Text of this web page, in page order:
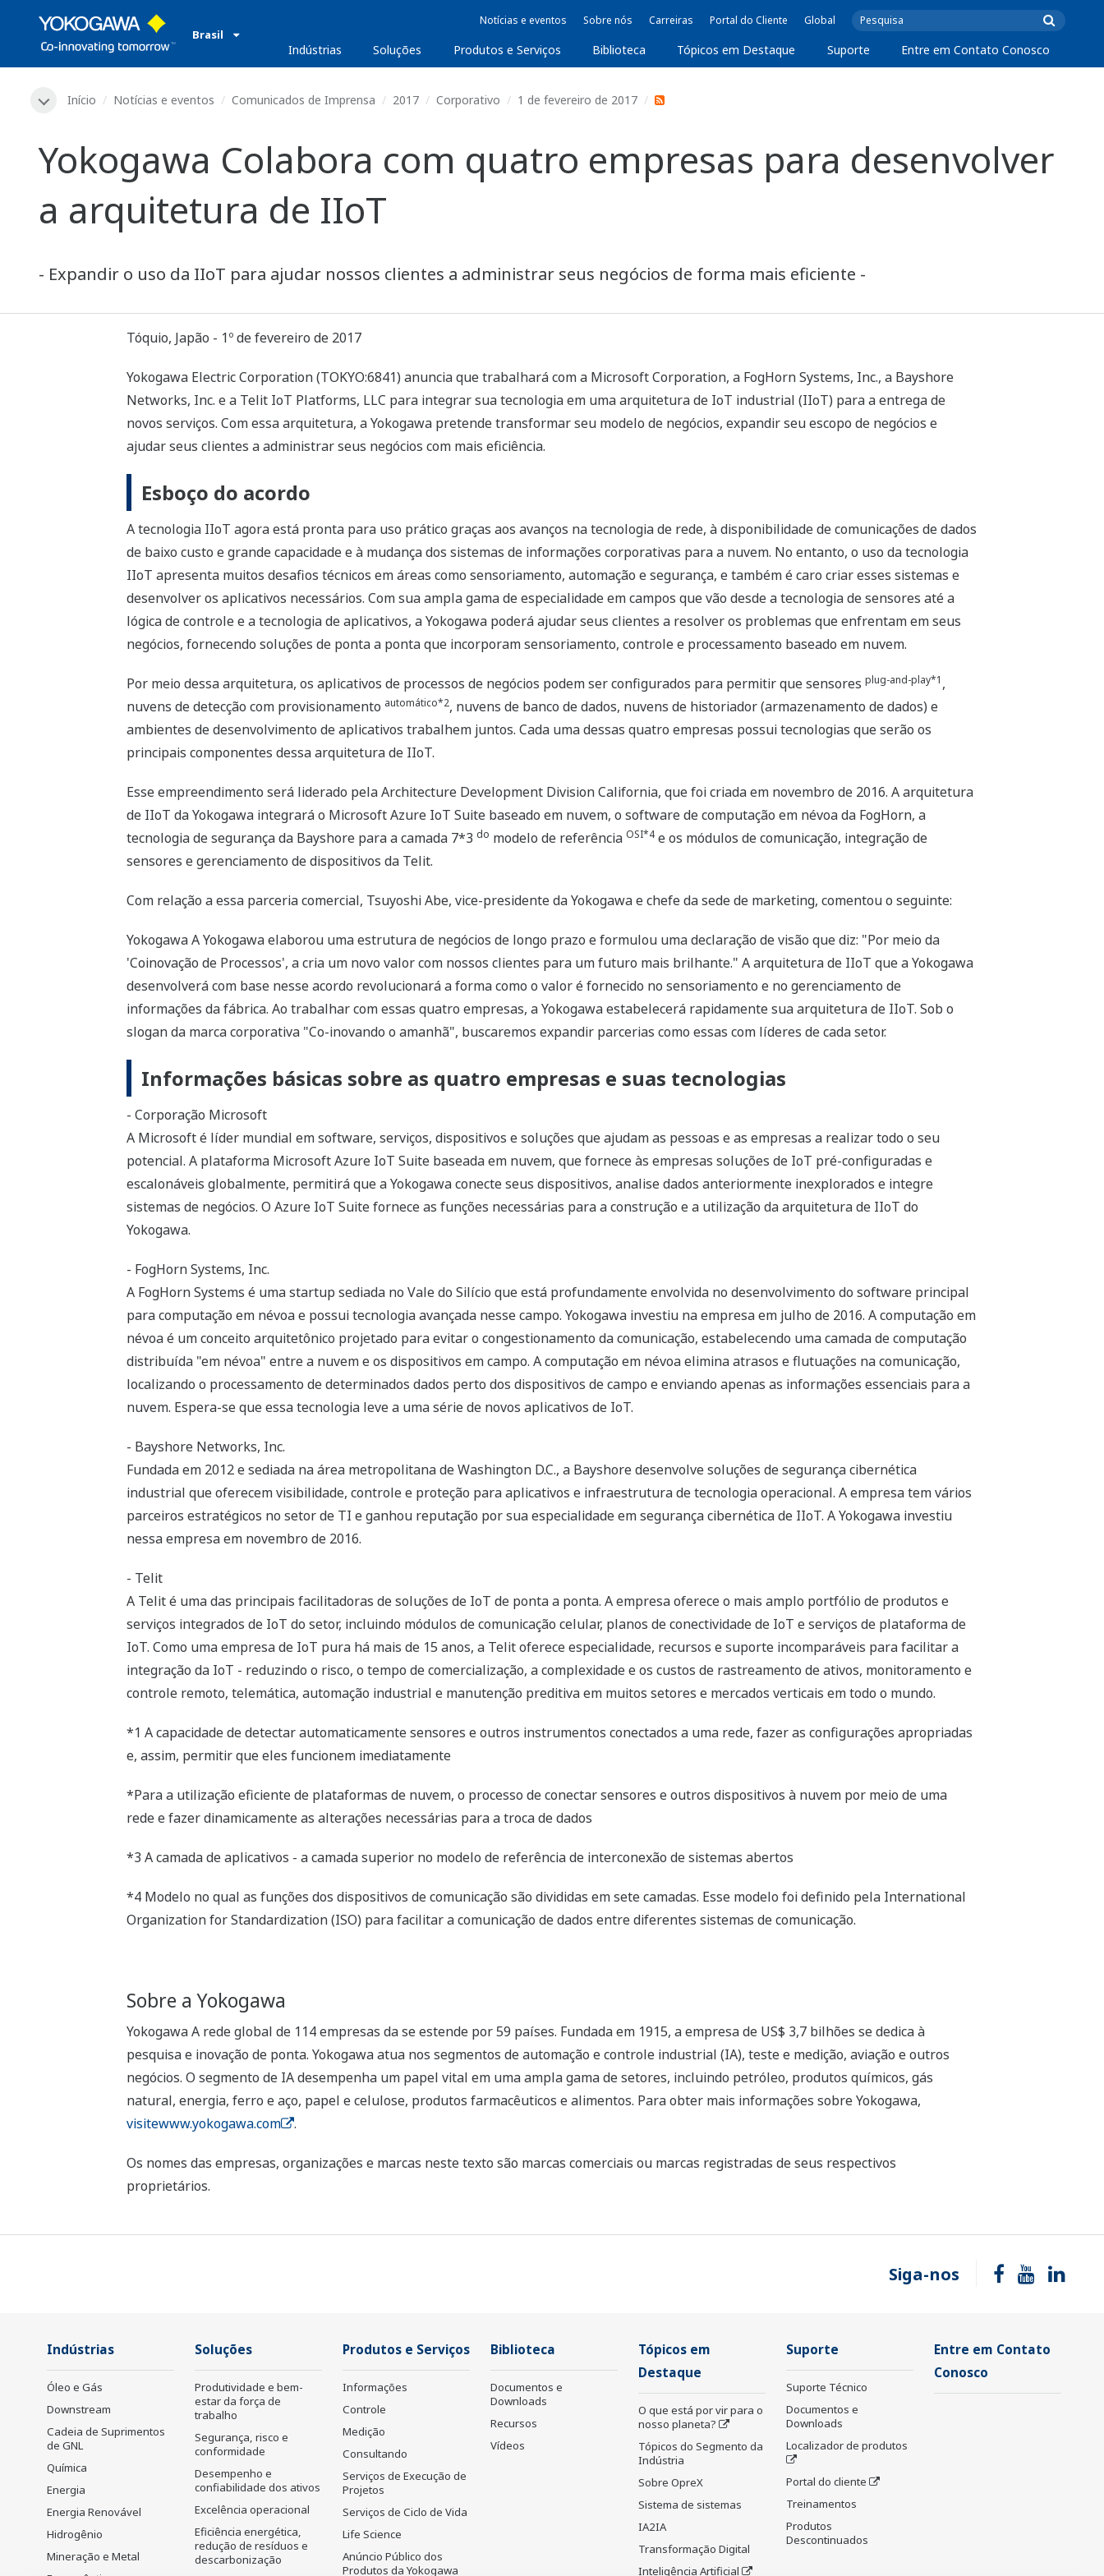
Brasil
Notícias e eventos Sobre nós Carreiras Portal do Cliente Global
Indústrias Soluções Produtos e Serviços Biblioteca Tópicos em Destaque Suporte Entre em Contato Conosco
Início Notícias e eventos Comunicados de Imprensa 2017 Corporativo 1 de fevereiro de 2017
Yokogawa Colabora com quatro empresas para desenvolver
a arquitetura de IIoT
- Expandir o uso da IIoT para ajudar nossos clientes a administrar seus negócios de forma mais eficiente -
Tóquio, Japão - 1º de fevereiro de 2017
Yokogawa Electric Corporation (TOKYO:6841) anuncia que trabalhará com a Microsoft Corporation, a FogHorn Systems, Inc., a Bayshore
Networks, Inc. e a Telit IoT Platforms, LLC para integrar sua tecnologia em uma arquitetura de IoT industrial (IIoT) para a entrega de
novos serviços. Com essa arquitetura, a Yokogawa pretende transformar seu modelo de negócios, expandir seu escopo de negócios e
ajudar seus clientes a administrar seus negócios com mais eficiência.
Esboço do acordo
A tecnologia IIoT agora está pronta para uso prático graças aos avanços na tecnologia de rede, à disponibilidade de comunicações de dados
de baixo custo e grande capacidade e à mudança dos sistemas de informações corporativas para a nuvem. No entanto, o uso da tecnologia
IIoT apresenta muitos desafios técnicos em áreas como sensoriamento, automação e segurança, e também é caro criar esses sistemas e
desenvolver os aplicativos necessários. Com sua ampla gama de especialidade em campos que vão desde a tecnologia de sensores até a
lógica de controle e a tecnologia de aplicativos, a Yokogawa poderá ajudar seus clientes a resolver os problemas que enfrentam em seus
negócios, fornecendo soluções de ponta a ponta que incorporam sensoriamento, controle e processamento baseado em nuvem.
Por meio dessa arquitetura, os aplicativos de processos de negócios podem ser configurados para permitir que sensores plug-and-play*1 ,
nuvens de detecção com provisionamento automático*2, nuvens de banco de dados, nuvens de historiador (armazenamento de dados) e
ambientes de desenvolvimento de aplicativos trabalhem juntos. Cada uma dessas quatro empresas possui tecnologias que serão os
principais componentes dessa arquitetura de IIoT.
Esse empreendimento será liderado pela Architecture Development Division California, que foi criada em novembro de 2016. A arquitetura
de IIoT da Yokogawa integrará o Microsoft Azure IoT Suite baseado em nuvem, o software de computação em névoa da FogHorn, a
tecnologia de segurança da Bayshore para a camada 7*3 do modelo de referência OSI*4e os módulos de comunicação, integração de
sensores e gerenciamento de dispositivos da Telit.
Com relação a essa parceria comercial, Tsuyoshi Abe, vice-presidente da Yokogawa e chefe da sede de marketing, comentou o seguinte:
Yokogawa A Yokogawa elaborou uma estrutura de negócios de longo prazo e formulou uma declaração de visão que diz: "Por meio da
'Coinovação de Processos', a cria um novo valor com nossos clientes para um futuro mais brilhante." A arquitetura de IIoT que a Yokogawa
desenvolverá com base nesse acordo revolucionará a forma como o valor é fornecido no sensoriamento e no gerenciamento de
informações da fábrica. Ao trabalhar com essas quatro empresas, a Yokogawa estabelecerá rapidamente sua arquitetura de IIoT. Sob o
slogan da marca corporativa "Co-inovando o amanhã", buscaremos expandir parcerias como essas com líderes de cada setor.
Informações básicas sobre as quatro empresas e suas tecnologias
- Corporação Microsoft
A Microsoft é líder mundial em software, serviços, dispositivos e soluções que ajudam as pessoas e as empresas a realizar todo o seu
potencial. A plataforma Microsoft Azure IoT Suite baseada em nuvem, que fornece às empresas soluções de IoT pré-configuradas e
escalonáveis globalmente, permitirá que a Yokogawa conecte seus dispositivos, analise dados anteriormente inexplorados e integre
sistemas de negócios. O Azure IoT Suite fornece as funções necessárias para a construção e a utilização da arquitetura de IIoT do
Yokogawa.
- FogHorn Systems, Inc.
A FogHorn Systems é uma startup sediada no Vale do Silício que está profundamente envolvida no desenvolvimento do software principal
para computação em névoa e possui tecnologia avançada nesse campo. Yokogawa investiu na empresa em julho de 2016. A computação em
névoa é um conceito arquitetônico projetado para evitar o congestionamento da comunicação, estabelecendo uma camada de computação
distribuída "em névoa" entre a nuvem e os dispositivos em campo. A computação em névoa elimina atrasos e flutuações na comunicação,
localizando o processamento de determinados dados perto dos dispositivos de campo e enviando apenas as informações essenciais para a
nuvem. Espera-se que essa tecnologia leve a uma série de novos aplicativos de IoT.
- Bayshore Networks, Inc.
Fundada em 2012 e sediada na área metropolitana de Washington D.C., a Bayshore desenvolve soluções de segurança cibernética
industrial que oferecem visibilidade, controle e proteção para aplicativos e infraestrutura de tecnologia operacional. A empresa tem vários
parceiros estratégicos no setor de TI e ganhou reputação por sua especialidade em segurança cibernética de IIoT. A Yokogawa investiu
nessa empresa em novembro de 2016.
- Telit
A Telit é uma das principais facilitadoras de soluções de IoT de ponta a ponta. A empresa oferece o mais amplo portfólio de produtos e
serviços integrados de IoT do setor, incluindo módulos de comunicação celular, planos de conectividade de IoT e serviços de plataforma de
IoT. Como uma empresa de IoT pura há mais de 15 anos, a Telit oferece especialidade, recursos e suporte incomparáveis para facilitar a
integração da IoT - reduzindo o risco, o tempo de comercialização, a complexidade e os custos de rastreamento de ativos, monitoramento e
controle remoto, telemática, automação industrial e manutenção preditiva em muitos setores e mercados verticais em todo o mundo.
*1 A capacidade de detectar automaticamente sensores e outros instrumentos conectados a uma rede, fazer as configurações apropriadas
e, assim, permitir que eles funcionem imediatamente
*Para a utilização eficiente de plataformas de nuvem, o processo de conectar sensores e outros dispositivos à nuvem por meio de uma
rede e fazer dinamicamente as alterações necessárias para a troca de dados
*3 A camada de aplicativos - a camada superior no modelo de referência de interconexão de sistemas abertos
*4 Modelo no qual as funções dos dispositivos de comunicação são divididas em sete camadas. Esse modelo foi definido pela International
Organization for Standardization (ISO) para facilitar a comunicação de dados entre diferentes sistemas de comunicação.
Sobre a Yokogawa
Yokogawa A rede global de 114 empresas da se estende por 59 países. Fundada em 1915, a empresa de US$ 3,7 bilhões se dedica à
pesquisa e inovação de ponta. Yokogawa atua nos segmentos de automação e controle industrial (IA), teste e medição, aviação e outros
negócios. O segmento de IA desempenha um papel vital em uma ampla gama de setores, incluindo petróleo, produtos químicos, gás
natural, energia, ferro e aço, papel e celulose, produtos farmacêuticos e alimentos. Para obter mais informações sobre Yokogawa,
visitewww.yokogawa.com
.
Os nomes das empresas, organizações e marcas neste texto são marcas comerciais ou marcas registradas de seus respectivos
proprietários.
Siga-nos
Indústrias
Óleo e Gás
Downstream
Cadeia de Suprimentos
de GNL
Química
Energia
Energia Renovável
Hidrogênio
Mineração e Metal
Soluções
Produtividade e bem-
estar da força de
trabalho
Segurança, risco e
conformidade
Desempenho e
confiabilidade dos ativos
Excelência operacional
Eficiência energética,
redução de resíduos e
descarbonização
Produtos e Serviços
Informações
Controle
Medição
Consultando
Serviços de Execução de
Projetos
Serviços de Ciclo de Vida
Life Science
Anúncio Público dos
Produtos da Yokogawa
Biblioteca
Documentos e
Downloads
Recursos
Vídeos
Tópicos em
Destaque
O que está por vir para o
nosso planeta?
Tópicos do Segmento da
Indústria
Sobre OpreX
Sistema de sistemas
IA2IA
Transformação Digital
Inteligência Artificial
Suporte
Suporte Técnico
Documentos e
Downloads
Localizador de produtos
Portal do cliente
Treinamentos
Produtos
Descontinuados
Entre em Contato
Conosco